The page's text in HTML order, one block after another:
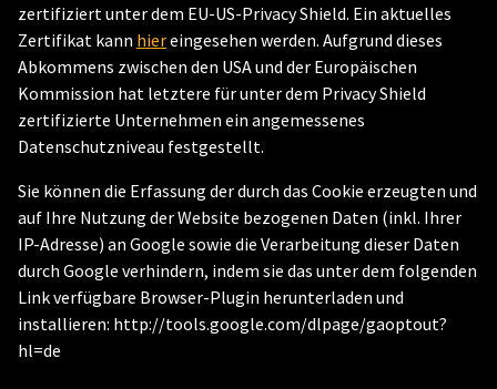
zertifiziert unter dem EU-US-Privacy Shield. Ein aktuelles
Zertifikat kann hiereingesehen werden. Aufgrund dieses
Abkommens zwischen den USA und der Europäischen
Kommission hat letztere für unter dem Privacy Shield
zertifizierte Unternehmen ein angemessenes
Datenschutzniveau festgestellt.
Sie können die Erfassung der durch das Cookie erzeugten und
auf Ihre Nutzung der Website bezogenen Daten (inkl. Ihrer
IP-Adresse) an Google sowie die Verarbeitung dieser Daten
durch Google verhindern, indem sie das unter dem folgenden
Link verfügbare Browser-Plugin herunterladen und
installieren: http://tools.google.com/dlpage/gaoptout?
hl=de